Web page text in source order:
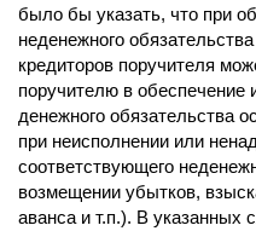
было бы указать, что при
неденежного
кредиторов поручителя
поручителю в обеспечение
денежного обязательства
при неисполнении или
соответствующего
возмещении убытков,
аванса и т.п.). В указанных